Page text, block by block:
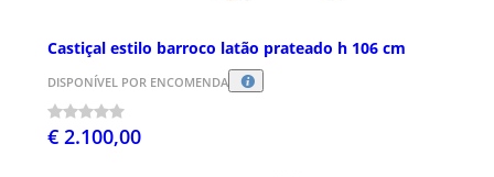
Castiçal estilo barroco latão prateado h 106 cm
DISPONÍVEL POR ENCOMENDA
€ 2.100,00